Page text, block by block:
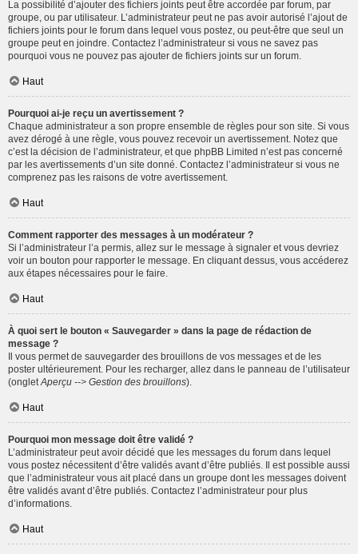
La possibilité d’ajouter des fichiers joints peut être accordée par forum, par
groupe, ou par utilisateur. L’administrateur peut ne pas avoir autorisé l’ajout de
fichiers joints pour le forum dans lequel vous postez, ou peut-être que seul un
groupe peut en joindre. Contactez l’administrateur si vous ne savez pas
pourquoi vous ne pouvez pas ajouter de fichiers joints sur un forum.
Haut
Pourquoi ai-je reçu un avertissement ?
Chaque administrateur a son propre ensemble de règles pour son site. Si vous
avez dérogé à une règle, vous pouvez recevoir un avertissement. Notez que
c’est la décision de l’administrateur, et que phpBB Limited n’est pas concerné
par les avertissements d’un site donné. Contactez l’administrateur si vous ne
comprenez pas les raisons de votre avertissement.
Haut
Comment rapporter des messages à un modérateur ?
Si l’administrateur l’a permis, allez sur le message à signaler et vous devriez
voir un bouton pour rapporter le message. En cliquant dessus, vous accéderez
aux étapes nécessaires pour le faire.
Haut
À quoi sert le bouton « Sauvegarder » dans la page de rédaction de
message ?
Il vous permet de sauvegarder des brouillons de vos messages et de les
poster ultérieurement. Pour les recharger, allez dans le panneau de l’utilisateur
(onglet Aperçu --> Gestion des brouillons).
Haut
Pourquoi mon message doit être validé ?
L’administrateur peut avoir décidé que les messages du forum dans lequel
vous postez nécessitent d’être validés avant d’être publiés. Il est possible aussi
que l’administrateur vous ait placé dans un groupe dont les messages doivent
être validés avant d’être publiés. Contactez l’administrateur pour plus
d’informations.
Haut